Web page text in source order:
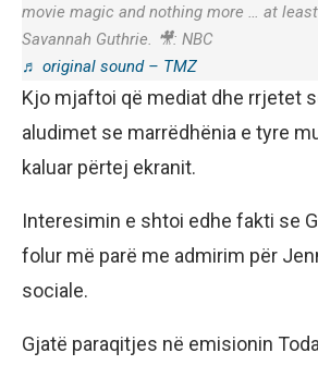
movie magic and nothing more … at
Savannah Guthrie. 🎥: NBC
♬ original sound – TMZ
Kjo mjaftoi që mediat dhe rrjetet
aludimet se marrëdhënia e tyre
kaluar përtej ekranit.
Interesimin e shtoi edhe fakti se
folur më parë me admirim për
sociale.
Gjatë paraqitjes në emisionin